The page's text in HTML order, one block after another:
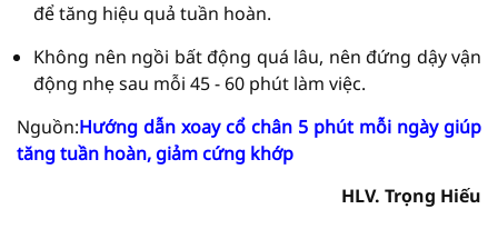
để tăng hiệu quả tuần hoàn.
Không nên ngồi bất động quá lâu, nên đứng dậy vận
động nhẹ sau mỗi 45 - 60 phút làm việc.
Nguồn:Hướng dẫn xoay cổ chân 5 phút mỗi ngày giúp
tăng tuần hoàn, giảm cứng khớp
HLV. Trọng Hiếu